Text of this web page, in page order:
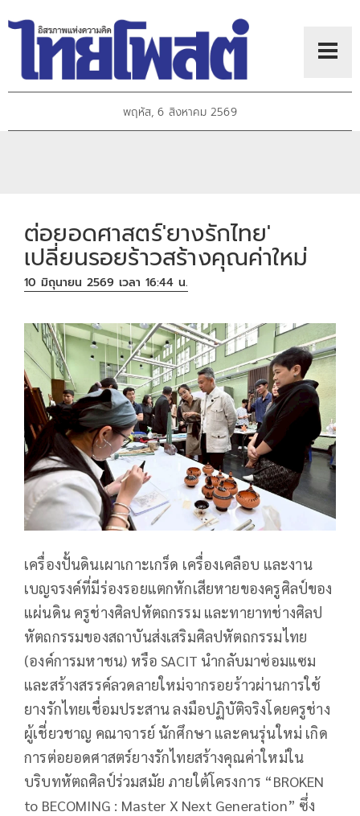
พฤหัส, 6 สิงหาคม 2569
ต่อยอดศาสตร์'ยางรักไทย'
เปลี่ยนรอยร้าวสร้างคุณค่าใหม่
10 มิถุนายน 2569 เวลา 16:44 น.
เครื่องปั้นดินเผาเกาะเกร็ด เครื่องเคลือบ และงาน
เบญจรงค์ที่มีร่องรอยแตกหักเสียหายของครูศิลป์ของ
แผ่นดิน ครูช่างศิลปหัตถกรรม และทายาทช่างศิลป
หัตถกรรมของสถาบันส่งเสริมศิลปหัตถกรรมไทย
(องค์การมหาชน) หรือ SACIT นำกลับมาซ่อมแซม
และสร้างสรรค์ลวดลายใหม่จากรอยร้าวผ่านการใช้
ยางรักไทยเชื่อมประสาน ลงมือปฏิบัติจริงโดยครูช่าง
ผู้เชี่ยวชาญ คณาจารย์ นักศึกษา และคนรุ่นใหม่ เกิด
การต่อยอดศาสตร์ยางรักไทยสร้างคุณค่าใหม่ใน
บริบทหัตถศิลป์ร่วมสมัย ภายใต้โครงการ “BROKEN
to BECOMING : Master X Next Generation” ซึ่ง